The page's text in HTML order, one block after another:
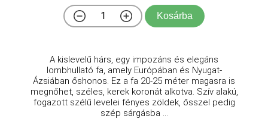
Kosárba
A kislevelű hárs, egy impozáns és elegáns
lombhullató fa, amely Európában és Nyugat-
Ázsiában őshonos. Ez a fa 20-25 méter magasra is
megnőhet, széles, kerek koronát alkotva. Szív alakú,
fogazott szélű levelei fényes zöldek, ősszel pedig
szép sárgásba ...